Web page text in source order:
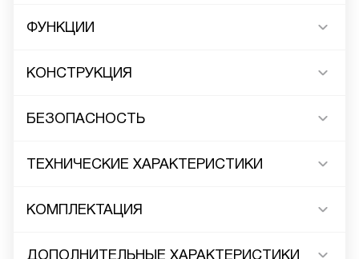
ФУНКЦИИ
КОНСТРУКЦИЯ
БЕЗОПАСНОСТЬ
ТЕХНИЧЕСКИЕ ХАРАКТЕРИСТИКИ
КОМПЛЕКТАЦИЯ
ДОПОЛНИТЕЛЬНЫЕ ХАРАКТЕРИСТИКИ